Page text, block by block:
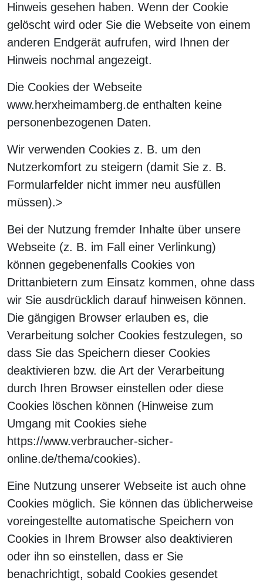
Hinweis gesehen haben. Wenn der Cookie
gelöscht wird oder Sie die Webseite von einem
anderen Endgerät aufrufen, wird Ihnen der
Hinweis nochmal angezeigt.
Die Cookies der Webseite
www.herxheimamberg.de enthalten keine
personenbezogenen Daten.
Wir verwenden Cookies z. B. um den
Nutzerkomfort zu steigern (damit Sie z. B.
Formularfelder nicht immer neu ausfüllen
müssen).>
Bei der Nutzung fremder Inhalte über unsere
Webseite (z. B. im Fall einer Verlinkung)
können gegebenenfalls Cookies von
Drittanbietern zum Einsatz kommen, ohne dass
wir Sie ausdrücklich darauf hinweisen können.
Die gängigen Browser erlauben es, die
Verarbeitung solcher Cookies festzulegen, so
dass Sie das Speichern dieser Cookies
deaktivieren bzw. die Art der Verarbeitung
durch Ihren Browser einstellen oder diese
Cookies löschen können (Hinweise zum
Umgang mit Cookies siehe
https://www.verbraucher-sicher-
online.de/thema/cookies).
Eine Nutzung unserer Webseite ist auch ohne
Cookies möglich. Sie können das üblicherweise
voreingestellte automatische Speichern von
Cookies in Ihrem Browser also deaktivieren
oder ihn so einstellen, dass er Sie
benachrichtigt, sobald Cookies gesendet